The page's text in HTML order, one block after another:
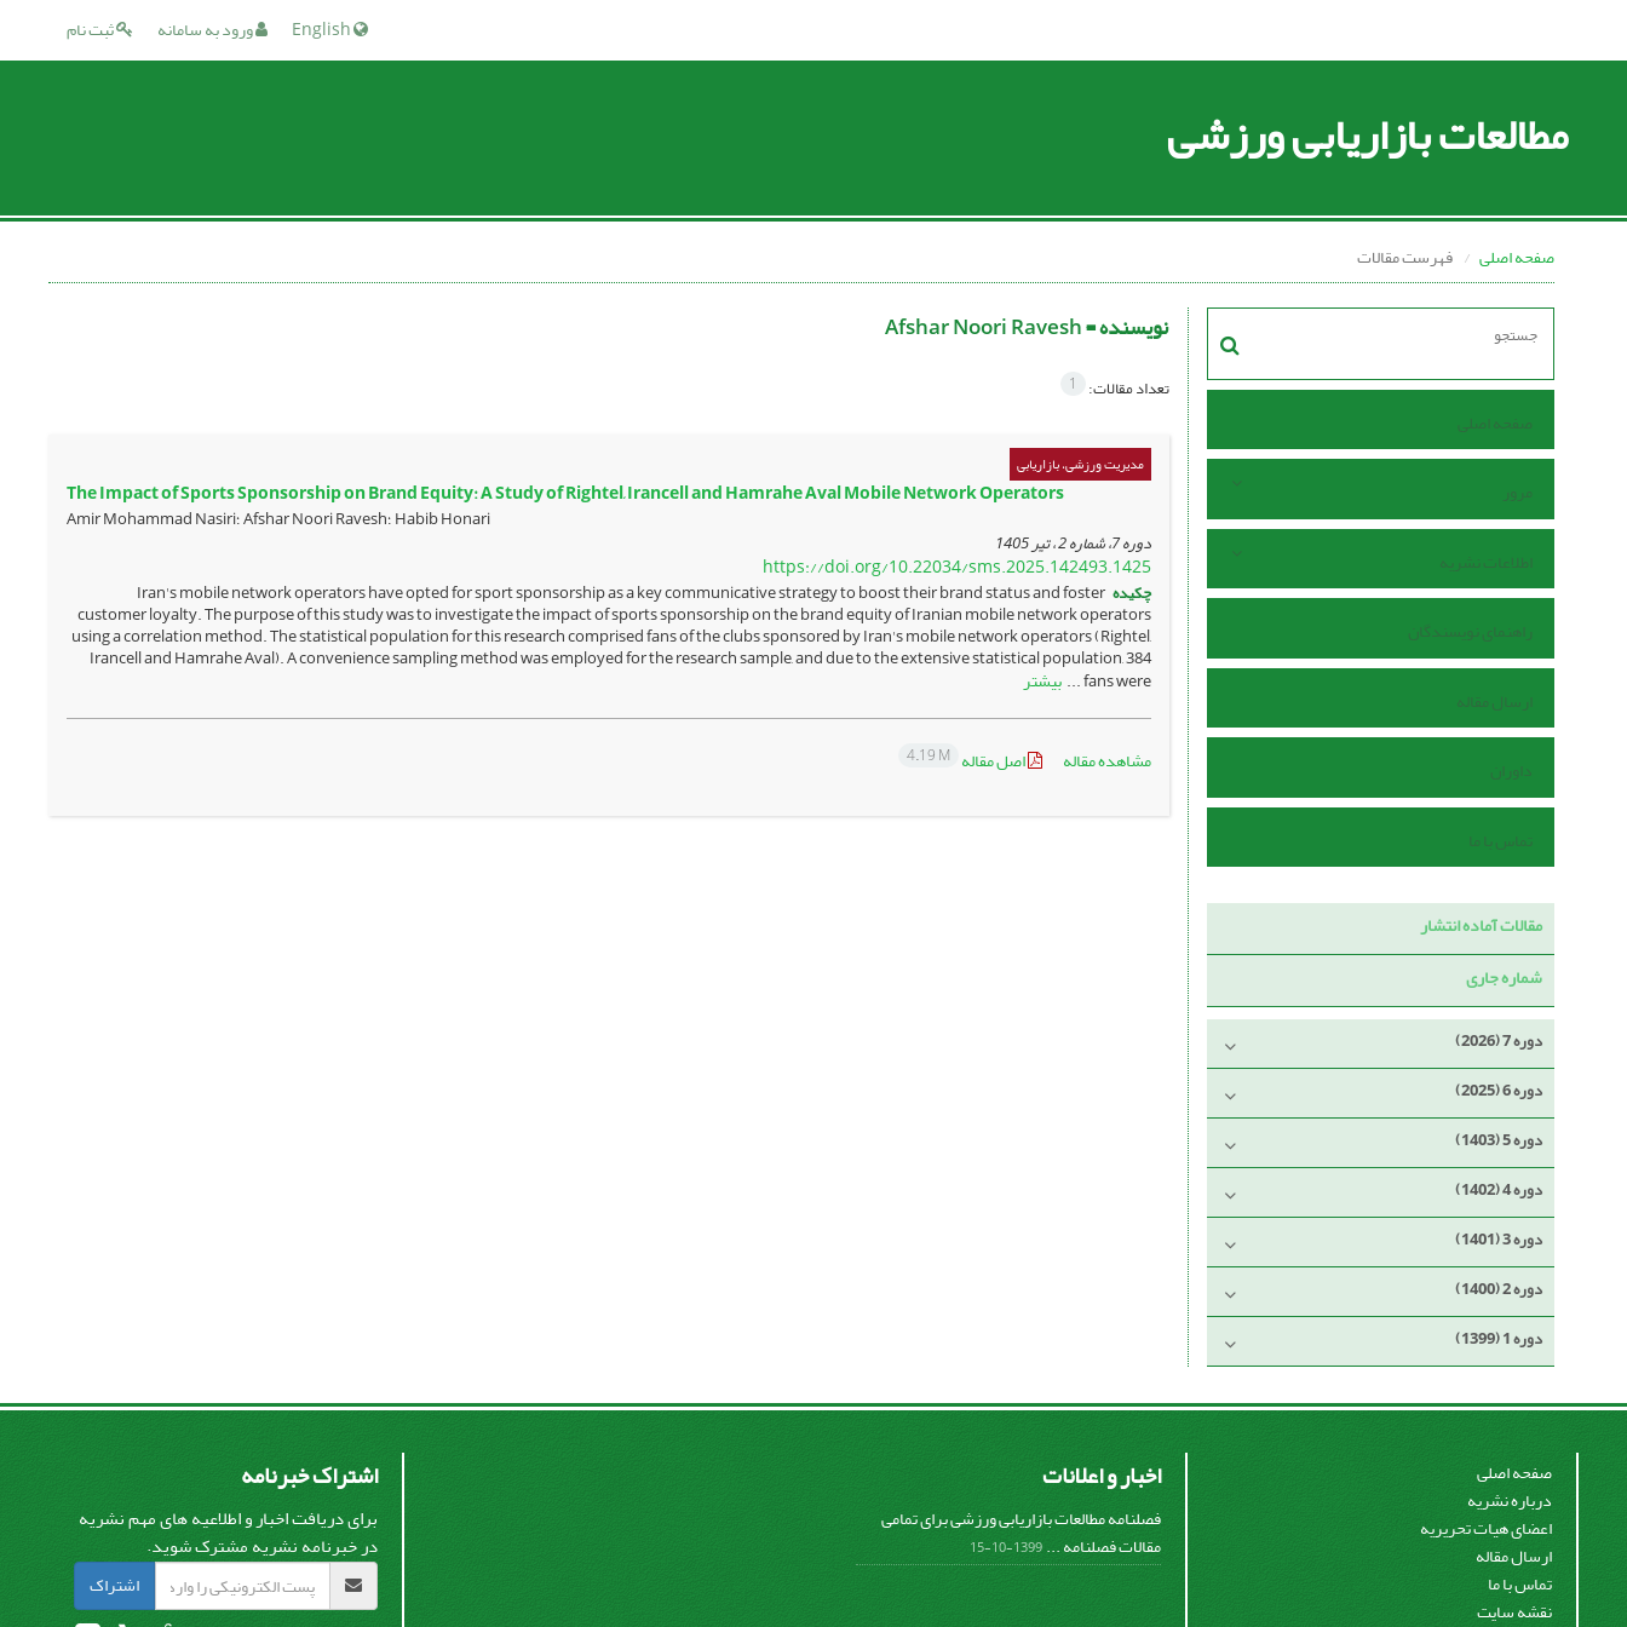
ثبت نام ورود به سامانه
مطالعات بازاریابی ورزشی
صفحه اصلی فهرست مقالات
صفحه اصلی
مرور
اطلاعات نشریه
راهنمای نویسندگان
ارسال مقاله
داوران
تماس با ما
مقالات آماده انتشار
شماره جاری
دوره 7 (2026)
دوره 6 (2025)
دوره 5 (1403)
دوره 4 (1402)
دوره 3 (1401)
دوره 2 (1400)
دوره 1 (1399)
نویسنده =Afshar Noori Ravesh
تعداد مقالات: 1
مدیریت ورزشی، بازاریابی
The Impact of Sports Sponsorship on Brand Equity: A Study of Rightel, Irancell and Hamrahe Aval Mobile Network Operators
Amir Mohammad Nasiri؛ Afshar Noori Ravesh؛ Habib Honari
دوره 7، شماره 2 ، تیر 1405
https://doi.org/10.22034/sms.2025.142493.1425
چکیده Iran's mobile network operators have opted for sport sponsorship as a key communicative strategy to boost their brand status and foster
customer loyalty. The purpose of this study was to investigate the impact of sports sponsorship on the brand equity of Iranian mobile network operators
using a correlation method. The statistical population for this research comprised fans of the clubs sponsored by Iran's mobile network operators (Rightel,
Irancell and Hamrahe Aval). A convenience sampling method was employed for the research sample, and due to the extensive statistical population, 384
fans were ... بیشتر
مشاهده مقاله اصل مقاله 4.19 M
صفحه اصلی
درباره نشریه
اعضای هیات تحریریه
ارسال مقاله
تماس با ما
نقشه سایت
اخبار و اعلانات
فصلنامه مطالعات بازاریابی ورزشی برای تمامی
مقالات فصلنامه ... 1399-10-15
اشتراک خبرنامه
برای دریافت اخبار و اطلاعیه های مهم نشریه
در خبرنامه نشریه مشترک شوید.
اشتراک